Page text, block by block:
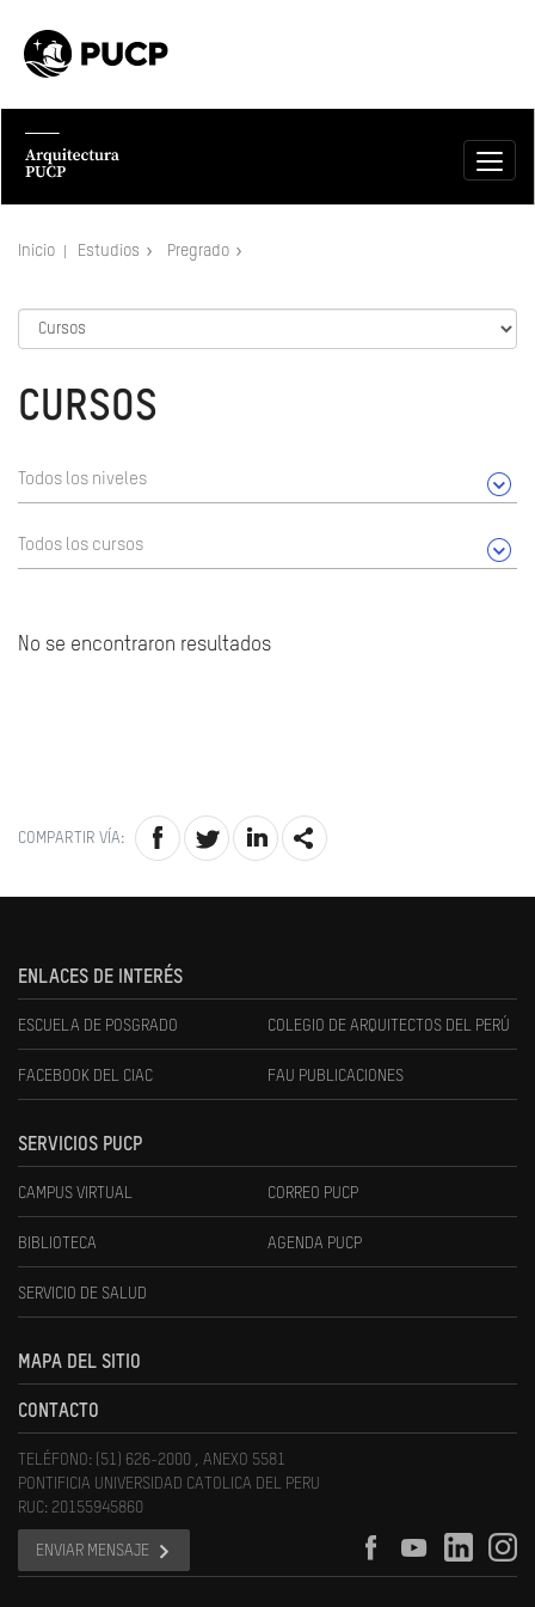
Inicio Estudios Pregrado
CURSOS
Todos los niveles
Todos los cursos
No se encontraron resultados
COMPARTIR VÍA:
ENLACES DE INTERÉS
ESCUELA DE POSGRADO COLEGIO DE ARQUITECTOS DEL PERÚ
FACEBOOK DEL CIAC FAU PUBLICACIONES
SERVICIOS PUCP
CAMPUS VIRTUAL CORREO PUCP
BIBLIOTECA AGENDA PUCP
SERVICIO DE SALUD
MAPA DEL SITIO
CONTACTO
TELÉFONO: (51) 626-2000 , ANEXO 5581
PONTIFICIA UNIVERSIDAD CATOLICA DEL PERU
RUC: 20155945860
ENVIAR MENSAJE